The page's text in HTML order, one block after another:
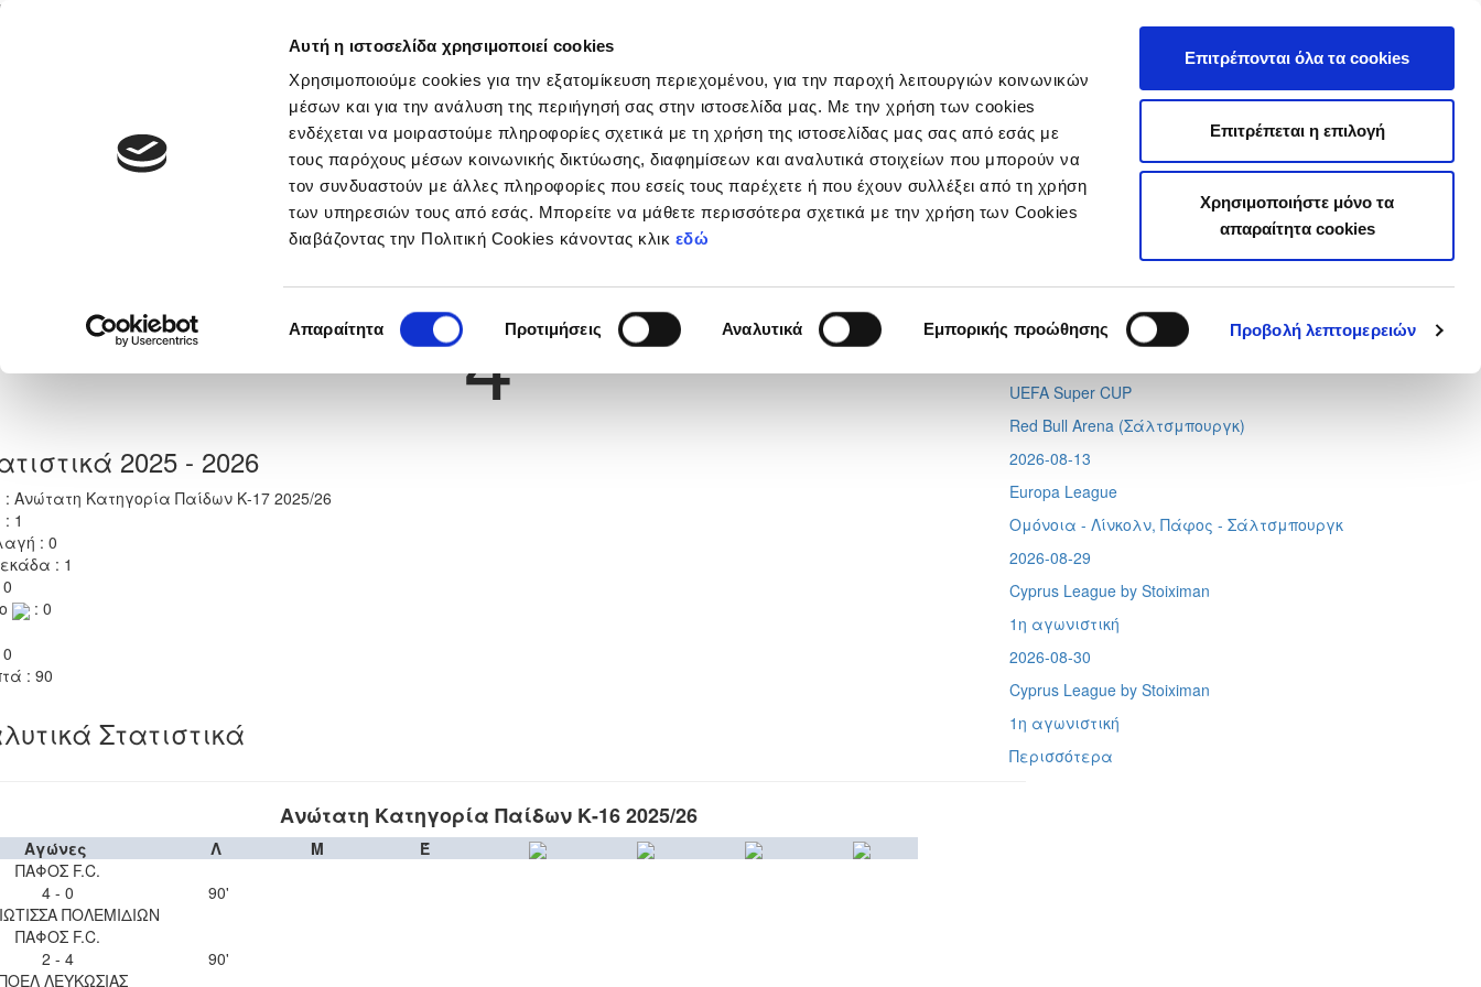
Αυτή η ιστοσελίδα χρησιμοποιεί cookies
Χρησιμοποιούμε cookies για την εξατομίκευση περιεχομένου, για την παροχή λειτουργιών κοινωνικών
μέσων και για την ανάλυση της περιήγησή σας στην ιστοσελίδα μας. Με την χρήση των cookies
ενδέχεται να μοιραστούμε πληροφορίες σχετικά με τη χρήση της ιστοσελίδας μας σας από εσάς με
τους παρόχους μέσων κοινωνικής δικτύωσης, διαφημίσεων και αναλυτικά στοιχείων που μπορούν να
τον συνδυαστούν με άλλες πληροφορίες που εσείς τους παρέχετε ή που έχουν συλλέξει από τη χρήση
των υπηρεσιών τους από εσάς. Μπορείτε να μάθετε περισσότερα σχετικά με την χρήση των Cookies
διαβάζοντας την Πολιτική Cookies κάνοντας κλικ εδώ
συγκατάθεσης
Απαραίτητα Προτιμήσεις Αναλυτικά Εμπορικής προώθησης Προβολή λεπτομερειών
Επιτρέπονται όλα τα cookies
Επιτρέπεται η επιλογή
Χρησιμοποιήστε μόνο τα
απαραίτητα cookies
Νέα & Πληροφορίες Εθνικές Ομάδες Διοργανώσεις
Previous Next
ΝΕΑΡΧΟΣ ΕΛΕΥΘΕΡΙΟΥ
Νούμερο Φανέλας
4
2025 - 2026
: Ανώτατη Κατηγορία Παίδων Κ-17 2025/26
1
: 0
: 1
: 0
: 90
Στατιστικά
Ανώτατη Κατηγορία Παίδων Κ-16 2025/26
Αγώνες Λ Μ
Έ
ΠΑΦΟΣ F.C.
4 - 0
ΠΟΛΕΜΙΔΙΩΝ
90'
ΠΑΦΟΣ F.C.
2 - 4
ΛΕΥΚΩΣΙΑΣ
90'
Tweets by CyprusFA
Προσεχή γεγονότα
Conference League
Απόλλων - Μπραν
UEFA Super CUP
Red Bull Arena (Σάλτσμπουργκ)
2026-08-13
Europa League
Ομόνοια - Λίνκολν, Πάφος - Σάλτσμπουργκ
2026-08-29
Cyprus League by Stoiximan
1η αγωνιστική
2026-08-30
Cyprus League by Stoiximan
1η αγωνιστική
Περισσότερα